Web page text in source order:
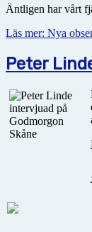
Äntligen har vårt
Läs mer: Nya
Peter